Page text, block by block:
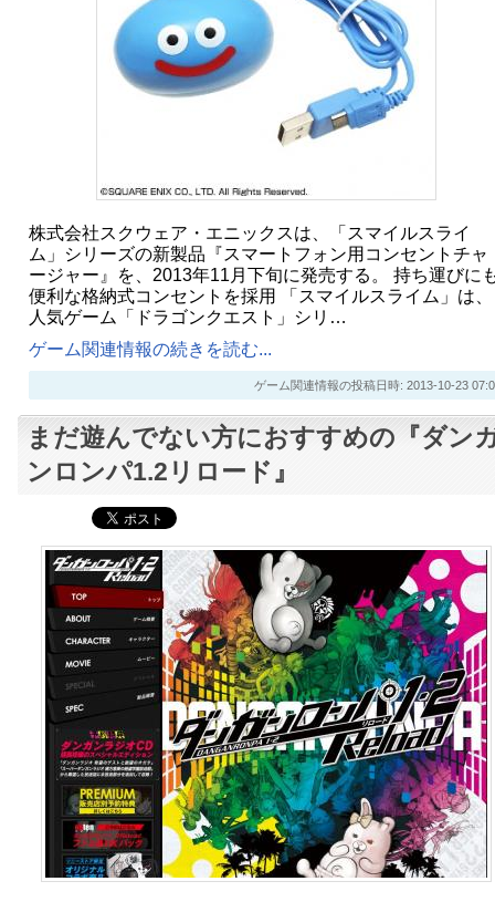
株式会社スクウェア・エニックスは、「スマイルスライ
ム」シリーズの新製品『スマートフォン用コンセントチャ
ージャー』を、2013年11月下旬に発売する。 持ち運びに
便利な格納式コンセントを採用 「スマイルスライム」は、
人気ゲーム「ドラゴンクエスト」シリ…
ゲーム関連情報の続きを読む...
ゲーム関連情報の投稿日時: 2013-10-23
まだ遊んでない方におすすめの『ダン
ンロンパ1.2リロード』